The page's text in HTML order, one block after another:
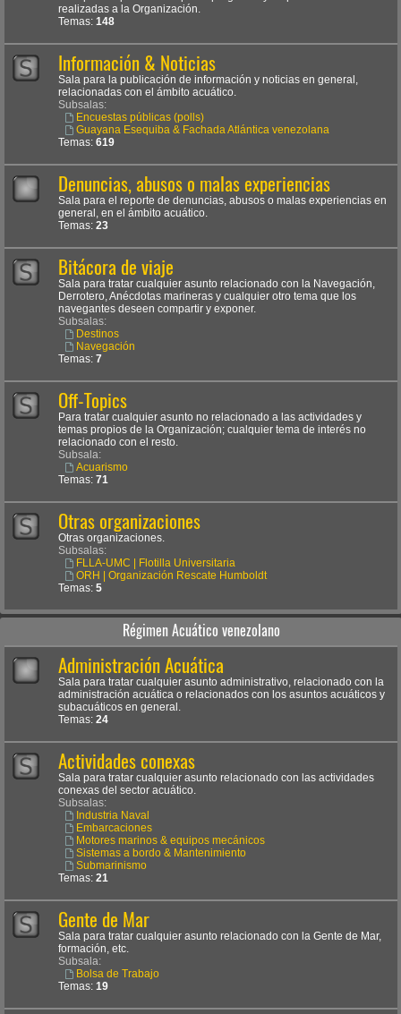
realizadas a la Organización.
Temas: 148
Información & Noticias
Sala para la publicación de información y noticias en general,
relacionadas con el ámbito acuático.
Subsalas:
Encuestas públicas (polls)
Guayana Esequiba & Fachada Atlántica venezolana
Temas: 619
Denuncias, abusos o malas experiencias
Sala para el reporte de denuncias, abusos o malas experiencias en
general, en el ámbito acuático.
Temas: 23
Bitácora de viaje
Sala para tratar cualquier asunto relacionado con la Navegación,
Derrotero, Anécdotas marineras y cualquier otro tema que los
navegantes deseen compartir y exponer.
Subsalas:
Destinos
Navegación
Temas: 7
Off-Topics
Para tratar cualquier asunto no relacionado a las actividades y
temas propios de la Organización; cualquier tema de interés no
relacionado con el resto.
Subsala:
Acuarismo
Temas: 71
Otras organizaciones
Otras organizaciones.
Subsalas:
FLLA-UMC | Flotilla Universitaria
ORH | Organización Rescate Humboldt
Temas: 5
Régimen Acuático venezolano
Administración Acuática
Sala para tratar cualquier asunto administrativo, relacionado con la
administración acuática o relacionados con los asuntos acuáticos y
subacuáticos en general.
Temas: 24
Actividades conexas
Sala para tratar cualquier asunto relacionado con las actividades
conexas del sector acuático.
Subsalas:
Industria Naval
Embarcaciones
Motores marinos & equipos mecánicos
Sistemas a bordo & Mantenimiento
Submarinismo
Temas: 21
Gente de Mar
Sala para tratar cualquier asunto relacionado con la Gente de Mar,
formación, etc.
Subsala:
Bolsa de Trabajo
Temas: 19